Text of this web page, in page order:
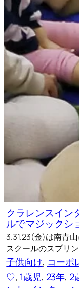
クラレンスイン
ルでマジックシ
3.31.23(金)は南青
スクールのスプリ
子供向け, コーポ
♡, 1歳児, 23年, 2